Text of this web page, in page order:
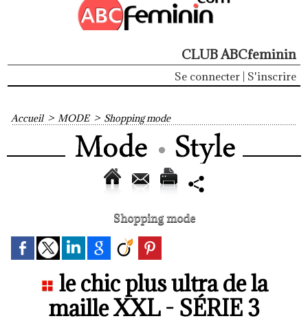
CLUB ABCfeminin
Se connecter S'inscrire
Accueil > MODE > Shopping mode
Shopping mode
le chic plus ultra de la
maille XXL - SÉRIE 3